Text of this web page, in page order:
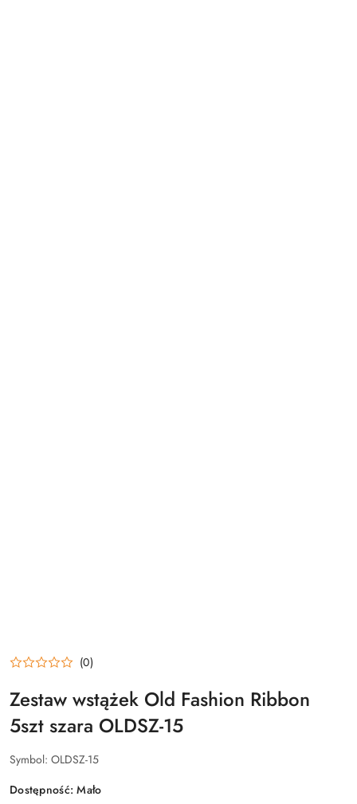
(0)
Zestaw wstążek Old Fashion Ribbon
5szt szara OLDSZ-15
Symbol: OLDSZ-15
Dostępność:Mało